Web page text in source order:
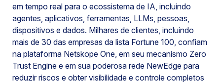
em tempo real para o ecossistema de IA, incluindo
agentes, aplicativos, ferramentas, LLMs, pessoas,
dispositivos e dados. Milhares de clientes, incluindo
mais de 30 das empresas da lista Fortune 100, confiam
na plataforma Netskope One, em seu mecanismo Zero
Trust Engine e em sua poderosa rede NewEdge para
reduzir riscos e obter visibilidade e controle completos